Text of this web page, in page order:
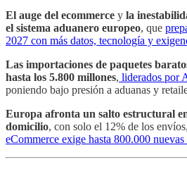
El auge del ecommerce y la
el sistema aduanero europeo, que
2027 con más datos, tecnología y
Las importaciones de paquetes
hasta los 5.800 millones, liderados por
poniendo bajo presión a aduanas y
Europa afronta un salto estructural
domicilio, con solo el 12% de los envíos,
eCommerce exige hasta 800.000